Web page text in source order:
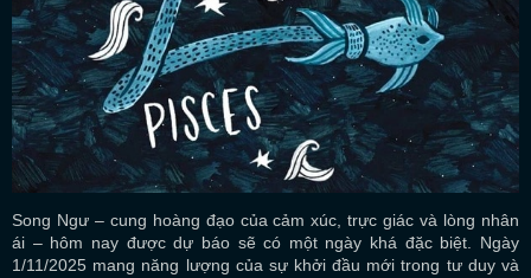
Song Ngư – cung hoàng đạo của cảm xúc, trực giác và lòng nhân
ái – hôm nay được dự báo sẽ có một ngày khá đặc biệt. Ngày
1/11/2025 mang năng lượng của sự khởi đầu mới trong tư duy và